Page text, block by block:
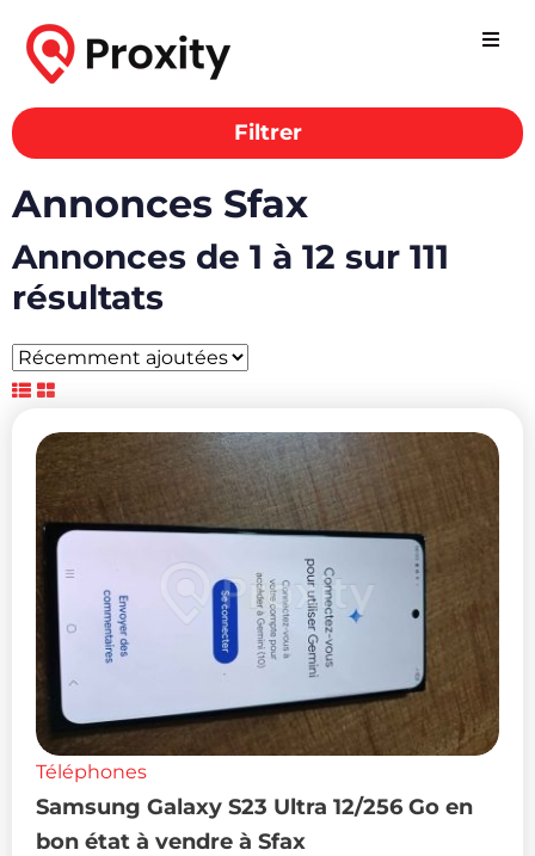
Filtrer
Annonces Sfax
Annonces de 1 à 12 sur 111
résultats
Téléphones
Samsung Galaxy S23 Ultra 12/256 Go en
bon état à vendre à Sfax